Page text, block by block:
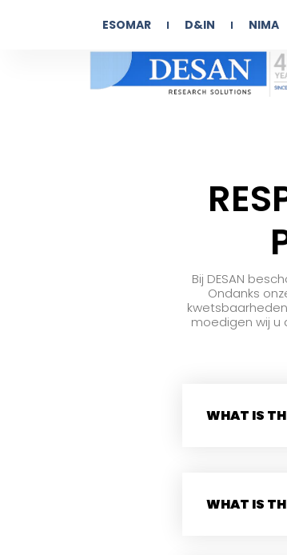
ESOMAR D&IN NIMA
Bij DESAN
Ondanks
moedigen wij u
WHAT IS
WHAT IS